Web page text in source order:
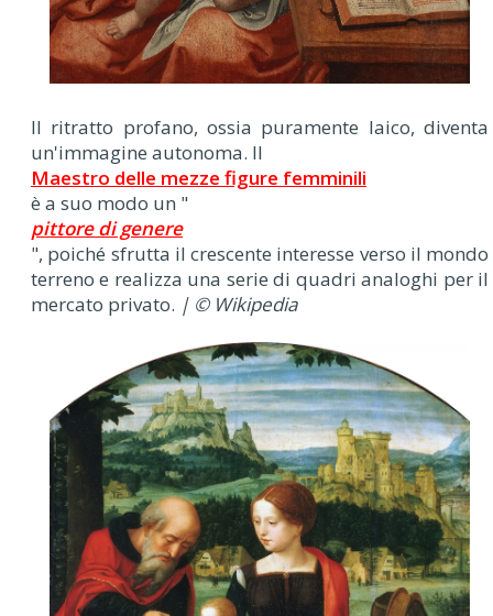
Il ritratto profano, ossia puramente laico, diventa
un'immagine autonoma. Il
Maestro delle mezze figure femminili
è a suo modo un "
pittore di genere
", poiché sfrutta il crescente interesse verso il mondo
terreno e realizza una serie di quadri analoghi per il
mercato privato. | © Wikipedia